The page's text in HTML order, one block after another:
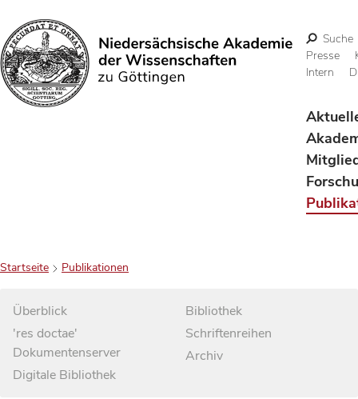
Suchen
Suche
Presse
Intern
Startseite Publikationen
Überblick
'res doctae'
Dokumentenserver
Digitale Bibliothek
Bibliothek
Schriftenreihen
Archiv